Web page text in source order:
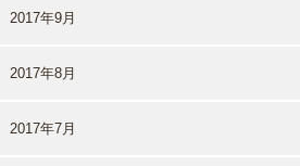
2017年9月
2017年8月
2017年7月